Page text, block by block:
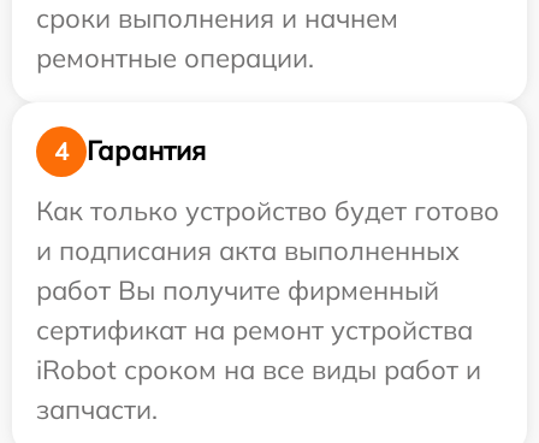
сроки выполнения и начнем
ремонтные операции.
4
Гарантия
Как только устройство будет готово
и подписания акта выполненных
работ Вы получите фирменный
сертификат на ремонт устройства
iRobot сроком на все виды работ и
запчасти.